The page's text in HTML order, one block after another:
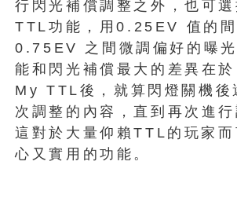
行閃光補償調整之外，也可
TTL功能，用0.25EV 值的間
0.75EV 之間微調偏好的曝光
能和閃光補償最大的差異在
My TTL後，就算閃燈關機後
次調整的內容，直到再次進行
這對於大量仰賴TTL的玩家而
心又實用的功能。